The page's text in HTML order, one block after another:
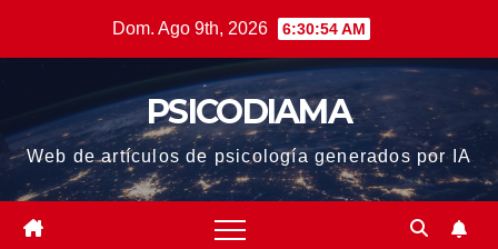
Dom. Ago 9th, 2026 6:30:55 AM
PSICODIAMA
Web de artículos de psicología generados por IA